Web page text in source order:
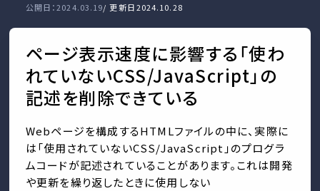
公開日：2024.03.19/ 更新日2024.10.28
ページ表示速度に影響する「使わ
れていないCSS/JavaScript」の
記述を削除できている
Webページを構成するHTMLファイルの中に、実際に
は「使用されていないCSS/JavaScript」のプログラ
ムコードが記述されていることがあります。これは開発
や更新を繰り返したときに使用しない